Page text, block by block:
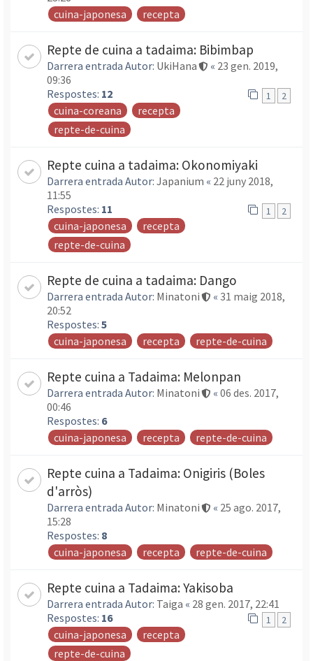
cuina-japonesa
recepta
Repte de cuina a tadaima: Bibimbap
Darrera entrada Autor: UkiHana « 23 gen. 2019,
09:36
Respostes: 12 1 2
cuina-coreana
recepta
repte-de-cuina
Repte cuina a tadaima: Okonomiyaki
Darrera entrada Autor: Japanium « 22 juny 2018,
11:55
Respostes: 11 1 2
cuina-japonesa
recepta
repte-de-cuina
Repte de cuina a tadaima: Dango
Darrera entrada Autor: Minatoni « 31 maig 2018,
20:52
Respostes: 5
cuina-japonesa
recepta repte-de-cuina
Repte cuina a Tadaima: Melonpan
Darrera entrada Autor: Minatoni « 06 des. 2017,
00:46
Respostes: 6
cuina-japonesa
recepta repte-de-cuina
Repte cuina a Tadaima: Onigiris (Boles
d'arròs)
Darrera entrada Autor: Minatoni « 25 ago. 2017,
15:28
Respostes: 8
cuina-japonesa
recepta repte-de-cuina
Repte cuina a Tadaima: Yakisoba
Darrera entrada Autor: Taiga « 28 gen. 2017, 22:41
Respostes: 16 1 2
cuina-japonesa
recepta
repte-de-cuina